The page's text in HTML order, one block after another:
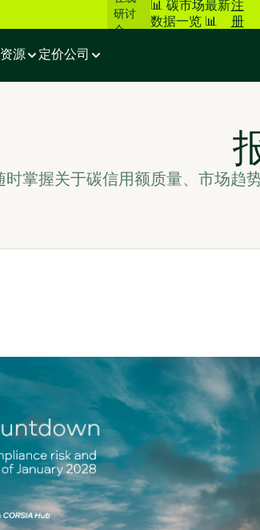
研讨
会
📊 碳市场最新
数据一览 📊
注
册
资源 定价公司
时掌握关于碳信用额质量、市场趋